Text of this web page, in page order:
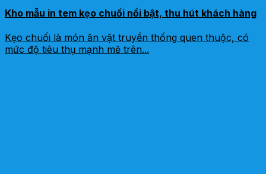
Kho mẫu in tem kẹo chuối nổi bật, thu hút khách hàng
Kẹo chuối là món ăn vặt truyền thống quen thuộc, có
mức độ tiêu thụ mạnh mẽ trên...